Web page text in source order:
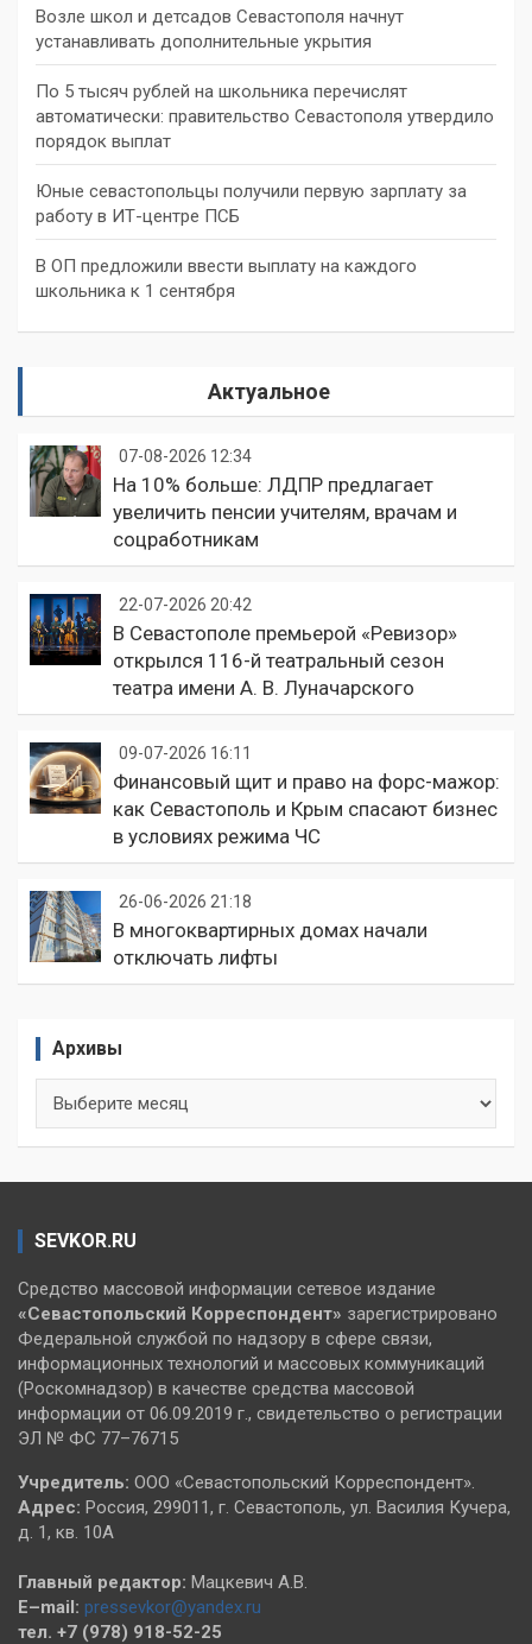
Возле школ и детсадов Севастополя начнут
устанавливать дополнительные укрытия
По 5 тысяч рублей на школьника перечислят
автоматически: правительство Севастополя утвердило
порядок выплат
Юные севастопольцы получили первую зарплату за
работу в ИТ-центре ПСБ
В ОП предложили ввести выплату на каждого
школьника к 1 сентября
Актуальное
07-08-2026 12:34
На 10% больше: ЛДПР предлагает
увеличить пенсии учителям, врачам и
соцработникам
22-07-2026 20:42
В Севастополе премьерой «Ревизор»
открылся 116-й театральный сезон
театра имени А. В. Луначарского
09-07-2026 16:11
Финансовый щит и право на форс-мажор:
как Севастополь и Крым спасают бизнес
в условиях режима ЧС
26-06-2026 21:18
В многоквартирных домах начали
отключать лифты
Архивы
SEVKOR.RU
Средство массовой информации сетевое издание
«Севастопольский Корреспондент» зарегистрировано
Федеральной службой по надзору в сфере связи,
информационных технологий и массовых коммуникаций
(Роскомнадзор) в качестве средства массовой
информации от 06.09.2019 г., свидетельство о регистрации
ЭЛ № ФС 77–76715
Учредитель: ООО «Севастопольский Корреспондент».
Адрес: Россия, 299011, г. Севастополь, ул. Василия Кучера,
д. 1, кв. 10А
Главный редактор: Мацкевич А.В.
E–mail: pressevkor@yandex.ru
тел. +7 (978) 918-52-25